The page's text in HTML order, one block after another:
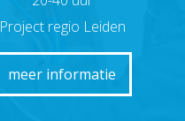
Project regio Leiden
meer informatie